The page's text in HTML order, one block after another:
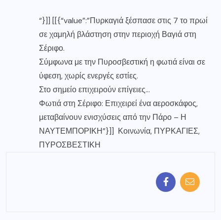
“}]] [[{“value”:”Πυρκαγιά ξέσπασε στις 7 το πρωί
σε χαμηλή βλάστηση στην περιοχή Βαγιά στη
Σέριφο.
Σύμφωνα με την Πυροσβεστική η φωτιά είναι σε
ύφεση, χωρίς ενεργές εστίες.
Στο σημείο επιχειρούν επίγειες…
Φωτιά στη Σέριφο: Επιχειρεί ένα αεροσκάφος,
μεταβαίνουν ενισχύσεις από την Πάρο – Η
ΝΑΥΤΕΜΠΟΡΙΚΗ”}]] Κοινωνία, ΠΥΡΚΑΓΙΕΣ,
ΠΥΡΟΣΒΕΣΤΙΚΗ